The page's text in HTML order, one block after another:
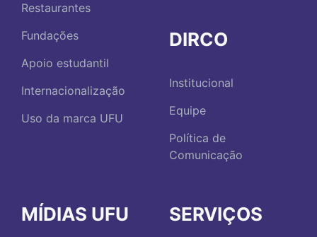
Restaurantes
Fundações
Apoio estudantil
Internacionalização
Uso da marca UFU
DIRCO
Institucional
Equipe
Política de
Comunicação
MÍDIAS UFU SERVIÇOS